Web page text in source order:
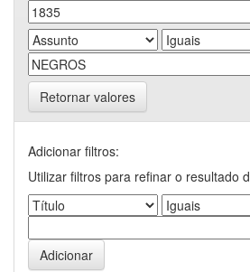
Retornar valores
Adicionar filtros:
Utilizar filtros para refinar o resultado